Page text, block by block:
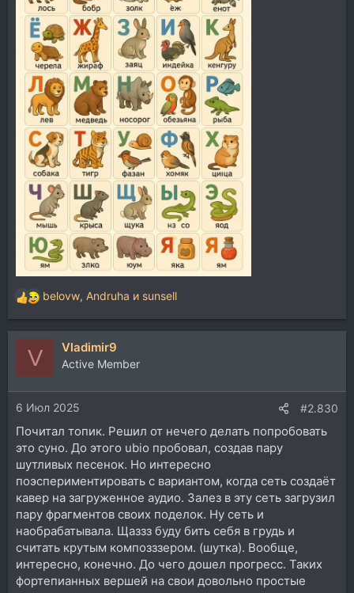
Р
е
а
и
и
:
belovw, Andruha и sunsell
V Vladimir9
Active Member
6 Июл 2025 #2.830
Почитал топик. Решил от нечего делать попробовать
это суно. До этого ubio пробовал, создав пару
шутливых песенок. Но интересно
поэспериментировать с вариантом, когда сеть создаёт
кавер на загруженное аудио. Залез в эту сеть загрузил
пару фрагментов своих поделок. Ну сеть и
наобрабатывала. Щаззз буду бить себя в грудь и
считать крутым композззером. (шутка). Вообще,
интересно, конечно. До чего дошел прогресс. Таких
фортепианных вершей на свои довольно простые